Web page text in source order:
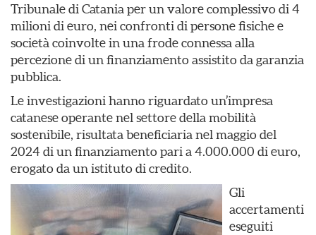
Tribunale di Catania per un valore complessivo di 4
milioni di euro, nei confronti di persone fisiche e
società coinvolte in una frode connessa alla
percezione di un finanziamento assistito da garanzia
pubblica.
Le investigazioni hanno riguardato un’impresa
catanese operante nel settore della mobilità
sostenibile, risultata beneficiaria nel maggio del
2024 di un finanziamento pari a 4.000.000 di euro,
erogato da un istituto di credito.
Gli
accertamenti
eseguiti